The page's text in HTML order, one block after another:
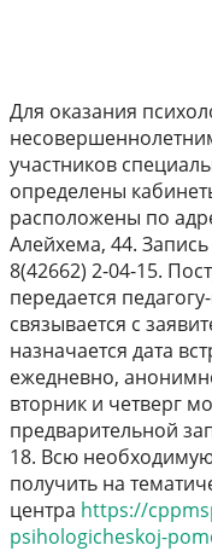
Для оказания
участников
определены
расположены по
Алейхема, 44.
8(42662) 2-04-15.
передается
связывается с
назначается дата
ежедневно,
вторник и четверг
предварительной
18. Всю
получить на
центра https://
psihologicheskoj-